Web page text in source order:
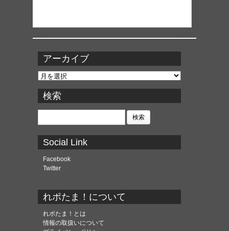
アーカイブ
ア
カ
イ
ブ
検索
検
Social Link
Facebook
Twitter
れポたま！について
れポたま！とは
情報の取扱いについて